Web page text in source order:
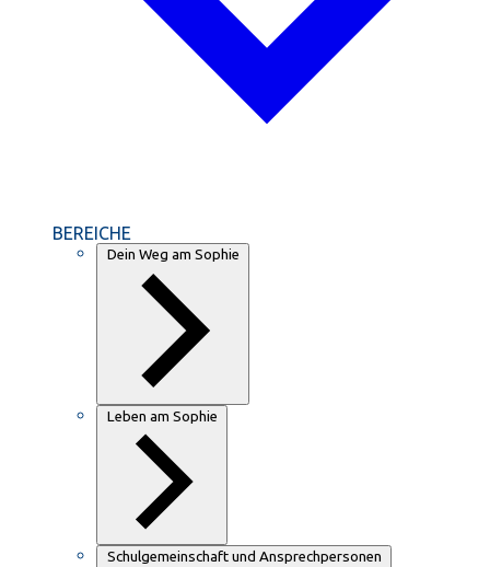
BEREICHE
Dein Weg am Sophie
Leben am Sophie
Schulgemeinschaft und Ansprechpersonen